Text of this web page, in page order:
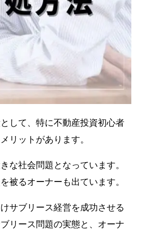
して、特に不動産投資初心者
リットがあります。
な社会問題となっています。
被るオーナーも出ています。
サブリース経営を成功させる
リース問題の実態と、オーナ